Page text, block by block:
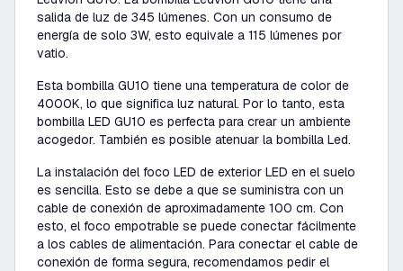
salida de luz de 345 lúmenes. Con un consumo de
energía de solo 3W, esto equivale a 115 lúmenes por
vatio.
Esta bombilla GU10 tiene una temperatura de color de
4000K, lo que significa luz natural. Por lo tanto, esta
bombilla LED GU10 es perfecta para crear un ambiente
acogedor. También es posible atenuar la bombilla Led.
La instalación del foco LED de exterior LED en el suelo
es sencilla. Esto se debe a que se suministra con un
cable de conexión de aproximadamente 100 cm. Con
esto, el foco empotrable se puede conectar fácilmente
a los cables de alimentación. Para conectar el cable de
conexión de forma segura, recomendamos pedir el